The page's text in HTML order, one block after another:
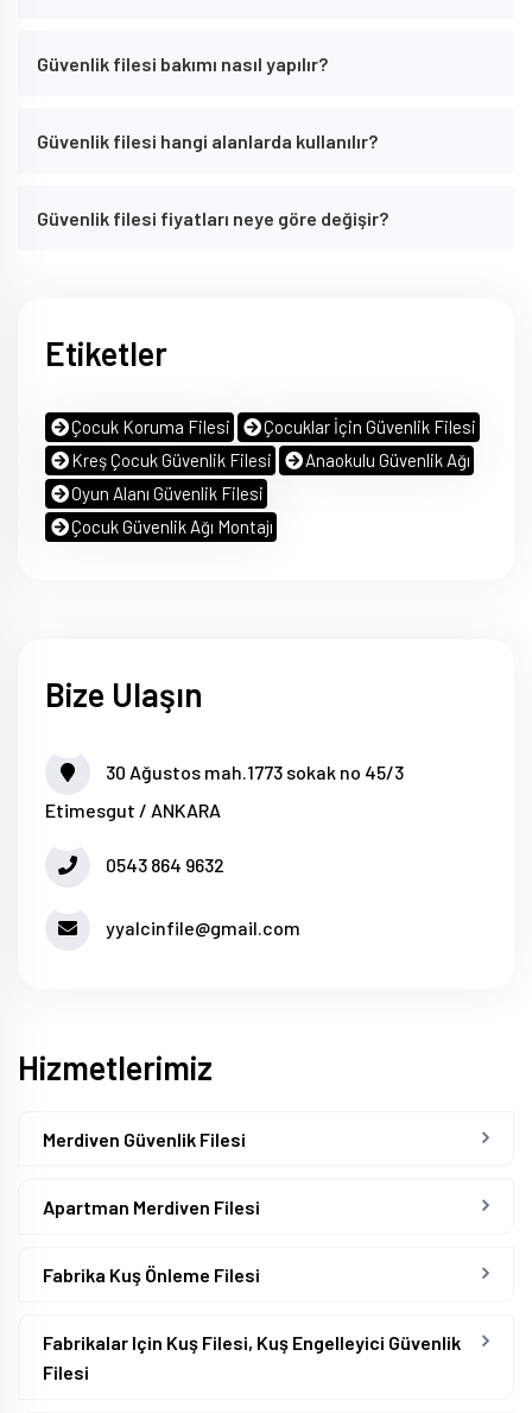
Güvenlik filesi bakımı nasıl yapılır?
Güvenlik filesi hangi alanlarda kullanılır?
Güvenlik filesi fiyatları neye göre değişir?
Etiketler
Çocuk Koruma Filesi
Çocuklar İçin Güvenlik Filesi
Kreş Çocuk Güvenlik Filesi
Anaokulu Güvenlik Ağı
Oyun Alanı Güvenlik Filesi
Çocuk Güvenlik Ağı Montajı
Bize Ulaşın
30 Ağustos mah.1773 sokak no 45/3
Etimesgut / ANKARA
0543 864 9632
yyalcinfile@gmail.com
Hizmetlerimiz
Merdiven Güvenlik Filesi
Apartman Merdiven Filesi
Fabrika Kuş Önleme Filesi
Fabrikalar Için Kuş Filesi, Kuş Engelleyici Güvenlik
Filesi